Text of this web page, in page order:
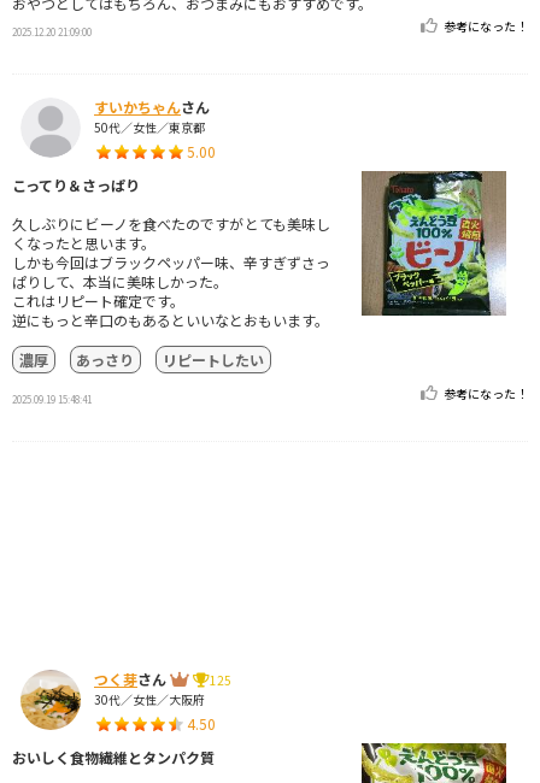
2025.12.20 21:09:00 参考になった！
すいかちゃんさん
50代／女性／東京都
5.00
こってり＆さっぱり
久しぶりにビーノを食べたのですがとても美味し
くなったと思います。
しかも今回はブラックペッパー味、辛すぎずさっ
ぱりして、本当に美味しかった。
これはリピート確定です。
逆にもっと辛口のもあるといいなとおもいます。
濃厚
あっさり リピートしたい
2025.09.19 15:48:41 参考になった！
つく芽さん
125
30代／女性／大阪府
4.50
おいしく食物繊維とタンパク質